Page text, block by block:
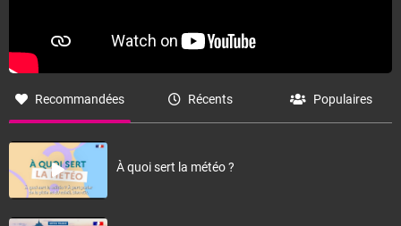
Recommandées Récents Populaires
À quoi sert la météo ?